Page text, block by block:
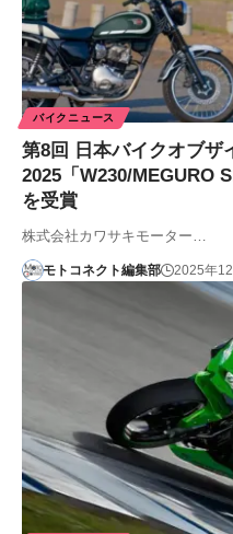
バイクニュース
第8回 日本バイクオブザ
2025「W230/MEGURO
を受賞
株式会社カワサキモーター…
モトコネクト編集部 2025年